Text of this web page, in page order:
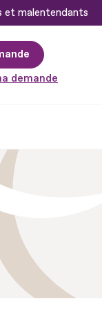
et malentendants
demande